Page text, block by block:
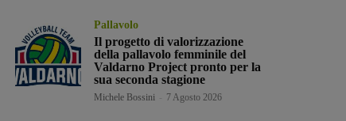
Pallavolo
Il progetto di valorizzazione
della pallavolo femminile del
Valdarno Project pronto per la
sua seconda stagione
Michele Bossini 7 Agosto 2026